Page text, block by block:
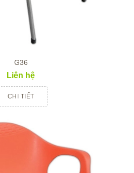
G36
Liên hệ
CHI TIẾT